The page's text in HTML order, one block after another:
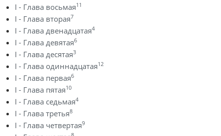
I - Глава восьмая11
I - Глава вторая7
I - Глава двенадцатая4
I - Глава девятая6
I - Глава десятая3
I - Глава одиннадцатая12
I - Глава первая6
I - Глава пятая10
I - Глава седьмая4
I - Глава третья8
I - Глава четвертая9